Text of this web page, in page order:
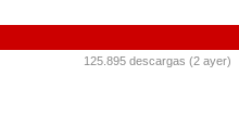
125.895 descargas (2 ayer)